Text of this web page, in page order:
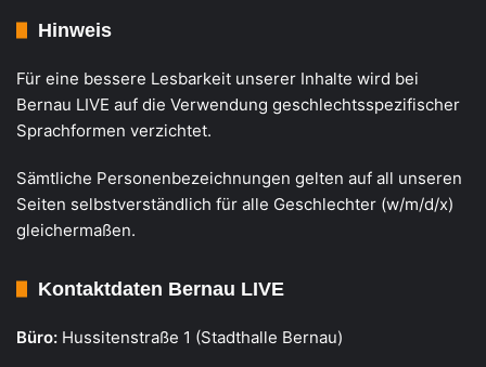
Hinweis
Für eine bessere Lesbarkeit unserer Inhalte wird bei
Bernau LIVE auf die Verwendung geschlechtsspezifischer
Sprachformen verzichtet.
Sämtliche Personenbezeichnungen gelten auf all unseren
Seiten selbstverständlich für alle Geschlechter (w/m/d/x)
gleichermaßen.
Kontaktdaten Bernau LIVE
Büro: Hussitenstraße 1 (Stadthalle Bernau)